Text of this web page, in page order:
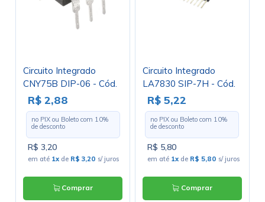
Circuito Integrado
CNY75B DIP-06 - Cód.
Loja 1400
R$ 2,88
no PIX ou Boleto com 10%
de desconto
R$ 3,20
em até 1x de R$ 3,20 s/ juros
Comprar
Circuito Integrado
LA7830 SIP-7H - Cód.
Loja 3194 - NEC
R$ 5,22
no PIX ou Boleto com 10%
de desconto
R$ 5,80
em até 1x de R$ 5,80 s/ juros
Comprar